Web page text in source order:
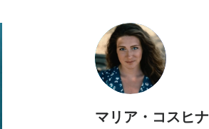
マリア・コスヒナ